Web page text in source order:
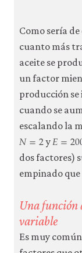
Como sería
cuanto más
aceite se
un factor
producción
cuando se
escalando la
𝑁=2
N= y𝐸=
E 200
dos factores)
empinado
Una función
variable
Es muy